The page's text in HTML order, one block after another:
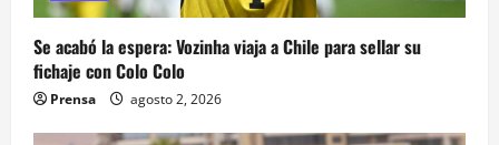
Se acabó la espera: Vozinha viaja a Chile para sellar su
fichaje con Colo Colo
Prensa agosto 2, 2026